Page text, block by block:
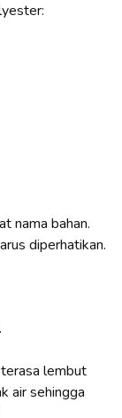
nama bahan.
diperhatikan.
lembut
air sehingga